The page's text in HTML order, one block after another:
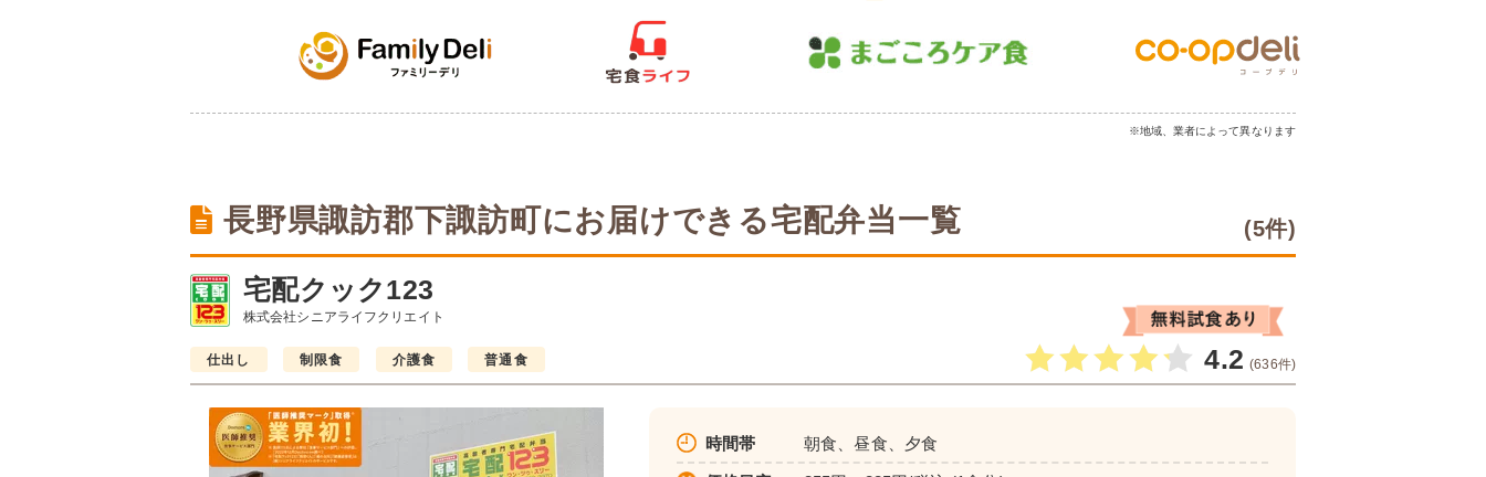
※地域、業者によって異なります
長野県諏訪郡下諏訪町にお届けできる宅配弁当一覧 (5件)
宅配クック123
株式会社シニアライフクリエイト
仕出し 制限食 介護食 普通食 4.2 (636件)
時間帯 朝食、昼食、夕食